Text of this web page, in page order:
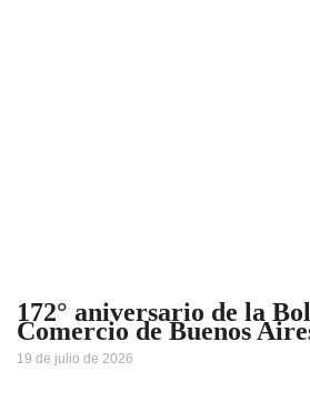
172° aniversario de la
Comercio de Buenos
19 de julio de 2026